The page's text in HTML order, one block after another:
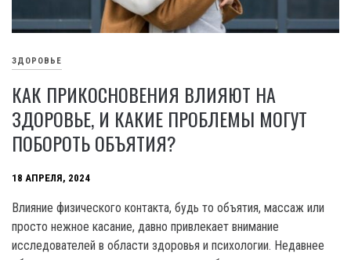
ЗДОРОВЬЕ
КАК ПРИКОСНОВЕНИЯ ВЛИЯЮТ НА
ЗДОРОВЬЕ, И КАКИЕ ПРОБЛЕМЫ МОГУТ
ПОБОРОТЬ ОБЪЯТИЯ?
18 АПРЕЛЯ, 2024
Влияние физического контакта, будь то объятия, массаж или
просто нежное касание, давно привлекает внимание
исследователей в области здоровья и психологии. Недавнее